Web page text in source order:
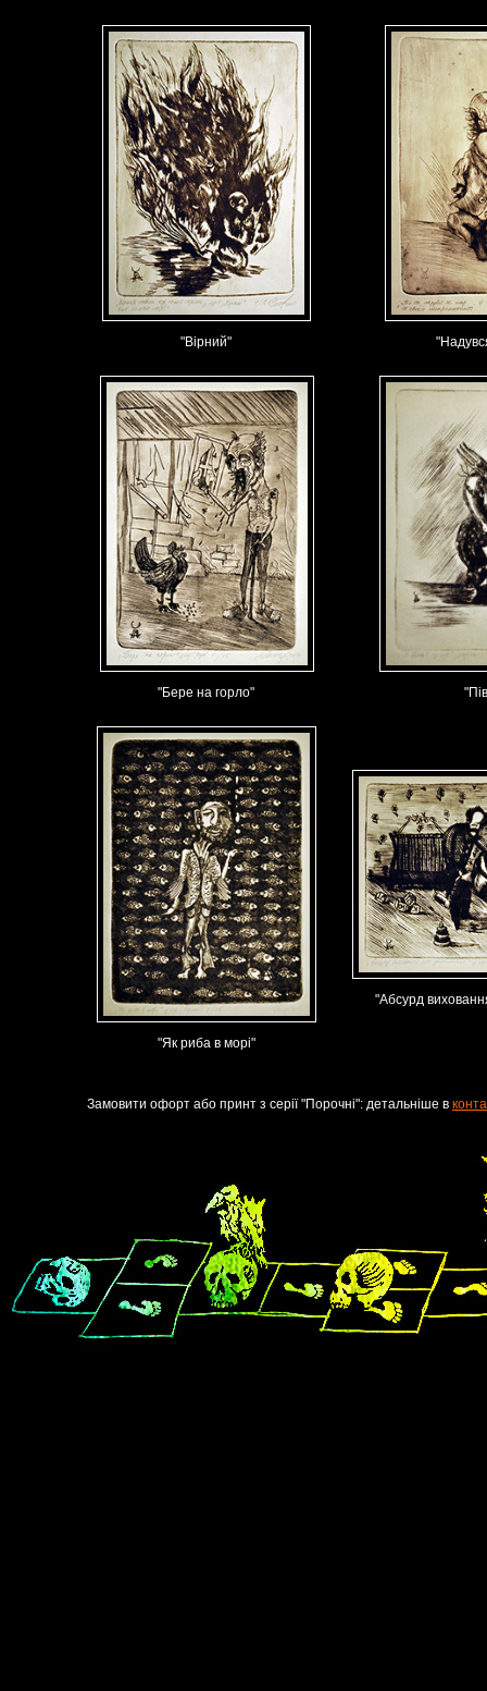
"Вірний"
"Бере на горло"
"Як риба в морі"
"Абсурд
Замовити офорт або принт з серії "Порочні": детальніше в